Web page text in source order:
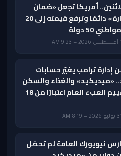
أمريكا تجعل «ضمان
تأشيرة الزيارة» دائمًا وترفع قيمته إلى 20
50 دولة
إدارة ترامب يغيّر حسابات
«ميديكيد» والغذاء والسكن
قد تدخل تقييم العبء العام اعتبارًا من 18
نيويورك العامة لم تحصّل